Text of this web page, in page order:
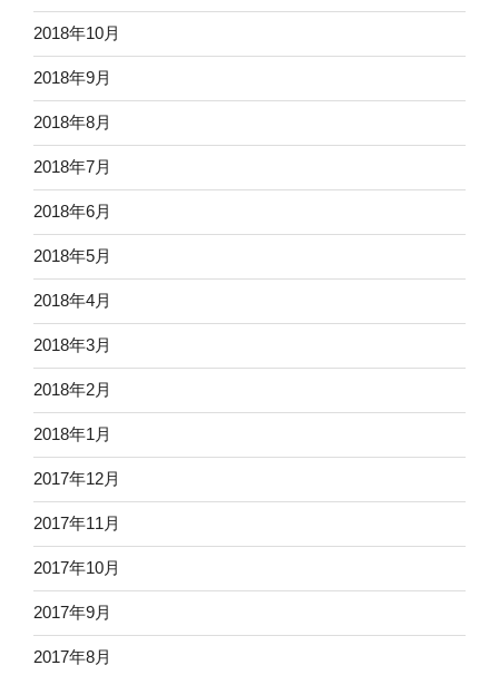
2018年10月
2018年9月
2018年8月
2018年7月
2018年6月
2018年5月
2018年4月
2018年3月
2018年2月
2018年1月
2017年12月
2017年11月
2017年10月
2017年9月
2017年8月